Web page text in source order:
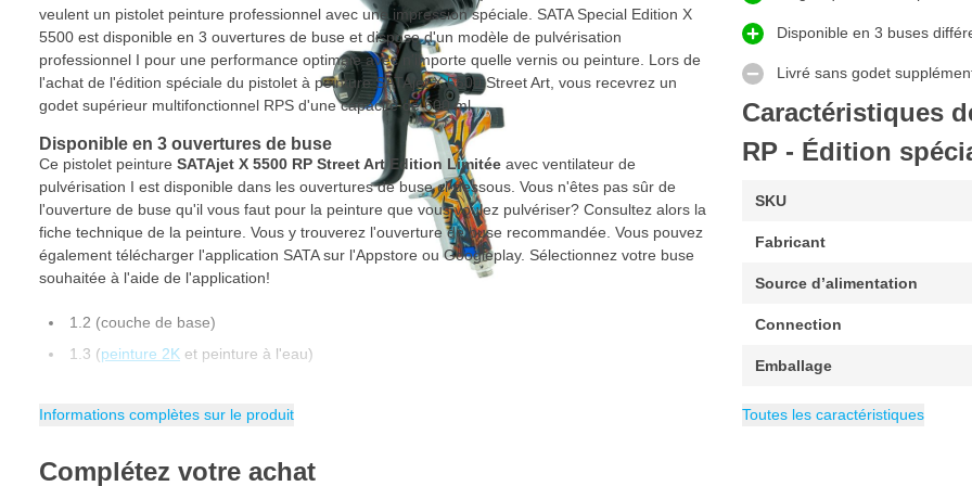
veulent un pistolet peinture professionnel avec une impression spéciale. SATA Special Edition X
5500 est disponible en 3 ouvertures de buse et dispose d'un modèle de pulvérisation
professionnel I pour une performance optimale avec n'importe quelle vernis ou peinture. Lors de
l'achat de l'édition spéciale du pistolet à peinture SATAjet X 5500 Street Art, vous recevrez un
godet supérieur multifonctionnel RPS d'une capacité de 600 ml.
Disponible en 3 ouvertures de buse
Ce pistolet peinture SATAjet X 5500 RP Street Art Edition Limitée avec ventilateur de
pulvérisation I est disponible dans les ouvertures de buse ci-dessous. Vous n'êtes pas sûr de
l'ouverture de buse qu'il vous faut pour la peinture que vous voulez pulvériser? Consultez alors la
fiche technique de la peinture. Vous y trouverez l'ouverture de buse recommandée. Vous pouvez
également télécharger l'application SATA sur l'Appstore ou Googleplay. Sélectionnez votre buse
souhaitée à l'aide de l'application!
1.2 (couche de base)
1.3 (peinture 2K et peinture à l'eau)
une forme d'art mondiale. Le Street Art a commencé sur les murs des villes où il est maintenant
Informations complètes sur le produit
Disponible en 3 buses
Livré sans godet
Caractéristiques
RP - Édition
SKU
Fabricant
Source d’alimentation
Connection
Emballage
Consommation d'air
Capacité du godet
Type de pistolet de peinture
Exécution RP
Catégorie Pistolets SATA
Toutes les caractéristiques
Complétez votre achat